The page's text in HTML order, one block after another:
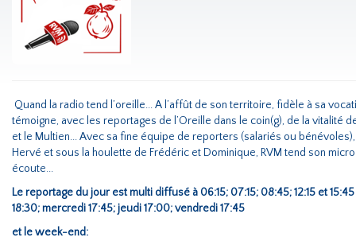
Quand la radio tend l’oreille... A l’affût de son territoire, fidèle à sa
témoigne, avec les reportages de l’Oreille dans le coin(g), de la vitalité
et le Multien... Avec sa fine équipe de reporters (salariés ou
Hervé et sous la houlette de Frédéric et Dominique, RVM tend son
écoute...
Le reportage du jour est multi diffusé à 06:15; 07:15; 08:45; 12:15 et
18:30; mercredi 17:45; jeudi 17:00; vendredi 17:45
et le week-end: